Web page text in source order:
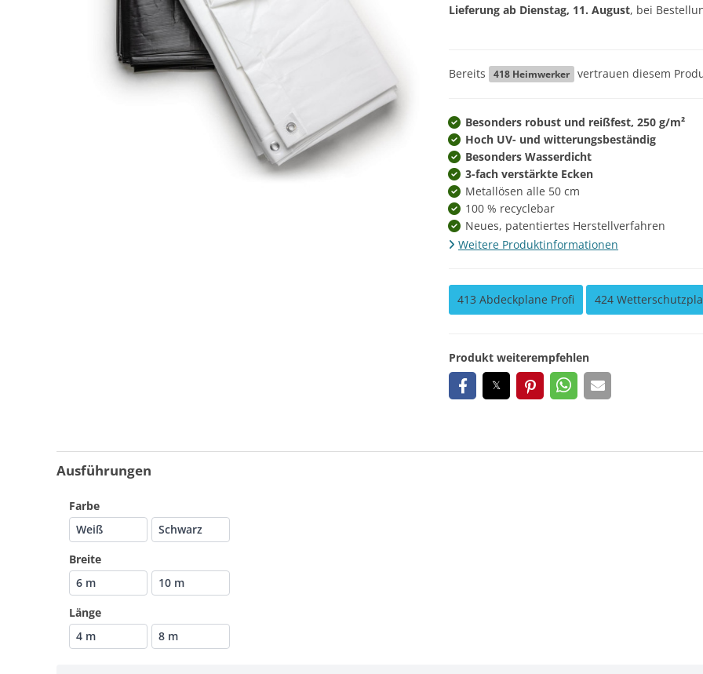
Lieferung ab Dienstag, 11. August, bei
Bereits 418 Heimwerker vertrauen diesem
Besonders robust und reißfest, 250 g/m²
Hoch UV- und witterungsbeständig
Besonders Wasserdicht
3-fach verstärkte Ecken
Metallösen alle 50 cm
100 % recyclebar
Neues, patentiertes Herstellverfahren
Weitere Produktinformationen
413 Abdeckplane Profi 424
Produkt weiterempfehlen
Ausführungen
Farbe
Weiß
Schwarz
Breite
6 m
10 m
Länge
4 m
8 m